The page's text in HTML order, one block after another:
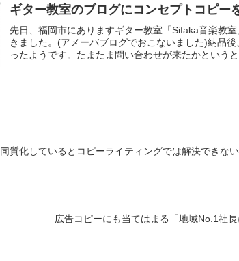
ギター教室のブログにコンセプトコピー
先日、福岡市にありますギター教室「Sifaka音楽教
きました。(アメーバブログでおこないました)納品
ったようです。たまたま問い合わせが来たかというと
同質化しているとコピーライティングでは解決できな
広告コピーにも当てはまる「地域No.1社長